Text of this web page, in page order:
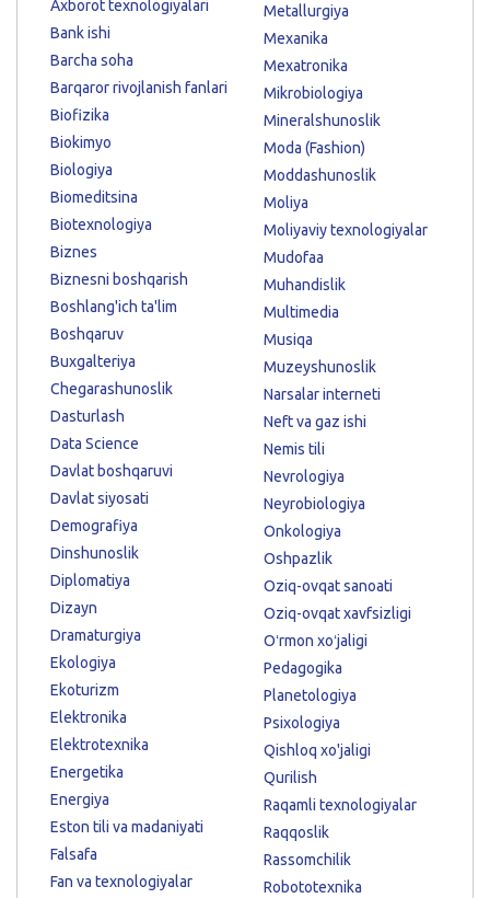
Axborot texnologiyalari
Bank ishi
Barcha soha
Barqaror rivojlanish fanlari
Biofizika
Biokimyo
Biologiya
Biomeditsina
Biotexnologiya
Biznes
Biznesni boshqarish
Boshlang'ich ta'lim
Boshqaruv
Buxgalteriya
Chegarashunoslik
Dasturlash
Data Science
Davlat boshqaruvi
Davlat siyosati
Demografiya
Dinshunoslik
Diplomatiya
Dizayn
Dramaturgiya
Ekologiya
Ekoturizm
Elektronika
Elektrotexnika
Energetika
Energiya
Eston tili va madaniyati
Falsafa
Fan va texnologiyalar
Metallurgiya
Mexanika
Mexatronika
Mikrobiologiya
Mineralshunoslik
Moda (Fashion)
Moddashunoslik
Moliya
Moliyaviy texnologiyalar
Mudofaa
Muhandislik
Multimedia
Musiqa
Muzeyshunoslik
Narsalar interneti
Neft va gaz ishi
Nemis tili
Nevrologiya
Neyrobiologiya
Onkologiya
Oshpazlik
Oziq-ovqat sanoati
Oziq-ovqat xavfsizligi
Oʻrmon xoʻjaligi
Pedagogika
Planetologiya
Psixologiya
Qishloq xo'jaligi
Qurilish
Raqamli texnologiyalar
Raqqoslik
Rassomchilik
Robototexnika